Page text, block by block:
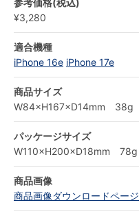
参考価格(税込)
¥3,280
適合機種
iPhone 16e iPhone 17e
商品サイズ
W84×H167×D14mm 38g
パッケージサイズ
W110×H200×D18mm 78g
商品画像
商品画像ダウンロードページ